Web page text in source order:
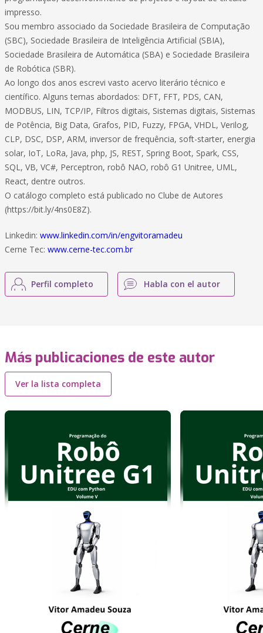
impresso.
Sou membro associado da Sociedade Brasileira de Computação
(SBC), Sociedade Brasileira de Inteligência Artificial (SBIA),
Sociedade Brasileira de Automática (SBA) e Sociedade Brasileira
de Robótica (SBR).
Ao longo dos anos escrevi vasto acervo literário técnico e
científico. Alguns temas abordados: DFT, FFT, PDS, CAN,
MODBUS, LIN, TCP/IP, Filtros digitais, Sistemas digitais, Sistemas
de Potência, Big Data, Grafos, PID, Fuzzy, FPGA, VHDL, Verilog,
CLP, DSC, DSP, ARM, inversor de frequência, soft-starter, energia
solar, IoT, LoRa, Java, php, JS, REST, Spring Boot, Spark, CSS,
SQL, VB, VC#, Perceptron, robô NAO, robô G1 Unitree, UML,
React, dentre outros.
O catálogo completo está publicado no Clube de Autores
(https://bit.ly/4ns0E8Z).
Linkedin: www.linkedin.com/in/engvitoramadeu
Cerne Tec: www.cerne-tec.com.br
Perfil completo Habla con el autor
Más publicaciones de este autor
Ver la lista completa